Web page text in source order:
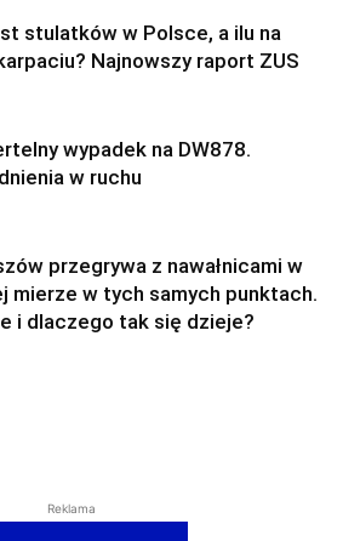
stulatków w Polsce, a ilu na
Najnowszy raport ZUS
wypadek na DW878.
w ruchu
przegrywa z nawałnicami w
mierze w tych samych punktach.
i dlaczego tak się dzieje?
Reklama